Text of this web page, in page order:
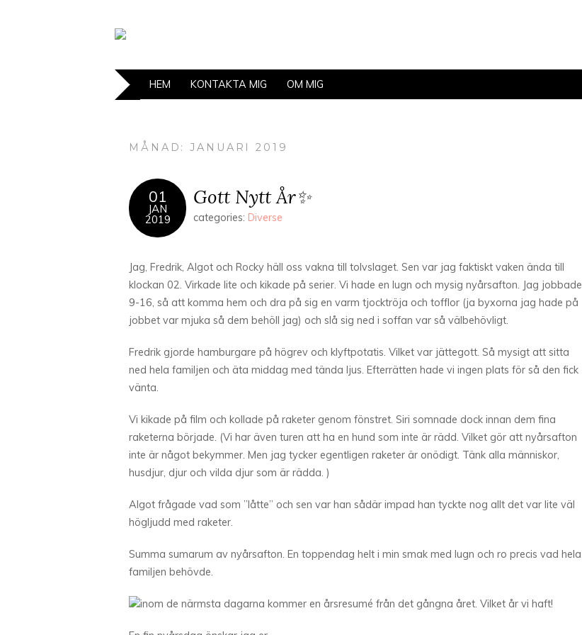
HEM KONTAKTA MIG OM MIG
MÅNAD: JANUARI 2019
01
JAN
2019
Gott Nytt År✨
categories: Diverse
Jag, Fredrik, Algot och Rocky häll oss vakna till tolvslaget. Sen var jag faktiskt vaken ända till
klockan 02. Virkade lite och kikade på serier. Vi hade en lugn och mysig nyårsafton. Jag jobbade
9-16, så att komma hem och dra på sig en varm tjocktröja och tofflor (ja byxorna jag hade på
jobbet var mjuka så dem behöll jag) och slå sig ned i soffan var så välbehövligt.
Fredrik gjorde hamburgare på högrev och klyftpotatis. Vilket var jättegott. Så mysigt att sitta
ned hela familjen och äta middag med tända ljus. Efterrätten hade vi ingen plats för så den fick
vänta.
Vi kikade på film och kollade på raketer genom fönstret. Siri somnade dock innan dem fina
raketerna började. (Vi har även turen att ha en hund som inte är rädd. Vilket gör att nyårsafton
inte är något bekymmer. Men jag tycker egentligen raketer är onödigt. Tänk alla människor,
husdjur, djur och vilda djur som är rädda. )
Algot frågade vad som ”låtte” och sen var han sådär impad han tyckte nog allt det var lite väl
högljudd med raketer.
Summa sumarum av nyårsafton. En toppendag helt i min smak med lugn och ro precis vad hela
familjen behövde.
inom de närmsta dagarna kommer en årsresumé från det gångna året. Vilket år vi haft!